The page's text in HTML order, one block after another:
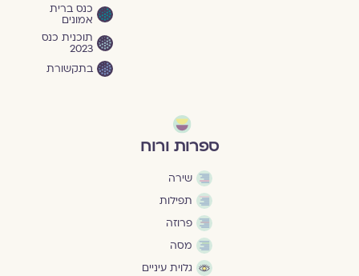
כנס ברית
אמונים
תוכנית כנס
2023
בתקשורת
ספרות ורוח
שירה
תפילות
פרוזה
מסה
גלוית עיניים